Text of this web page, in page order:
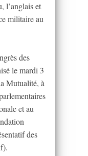
l’anglais et
militaire au
des
le mardi 3
Mutualité, à
et au
des